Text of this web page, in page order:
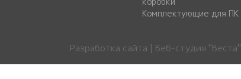
Комплектующие для ПК
Разработка сайта | Веб-студия "Веста"